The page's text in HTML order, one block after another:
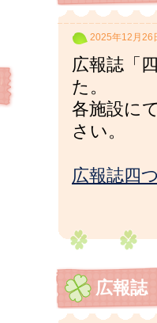
2025年12月26
広報誌「
た。
各施設に
さい。
広報誌四
広報誌